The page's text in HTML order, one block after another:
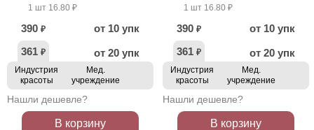
1 шт 16.80 ₽
390 ₽
от 10 упк
361 ₽ от 20 упк
Индустрия
красоты
Мед.
учреждение
Нашли дешевле?
В корзину
1 шт 16.80 ₽
390 ₽
от 10 упк
361 ₽ от 20 упк
Индустрия
красоты
Мед.
учреждение
Нашли дешевле?
В корзину